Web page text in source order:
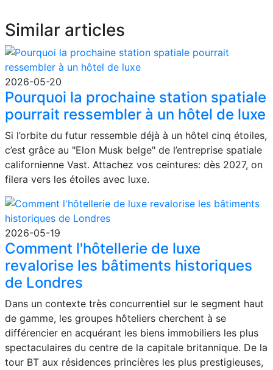
Similar articles
2026-05-20
Pourquoi la prochaine station spatiale
pourrait ressembler à un hôtel de luxe
Si l’orbite du futur ressemble déjà à un hôtel cinq étoiles,
c’est grâce au "Elon Musk belge" de l’entreprise spatiale
californienne Vast. Attachez vos ceintures: dès 2027, on
filera vers les étoiles avec luxe.
2026-05-19
Comment l'hôtellerie de luxe
revalorise les bâtiments historiques
de Londres
Dans un contexte très concurrentiel sur le segment haut
de gamme, les groupes hôteliers cherchent à se
différencier en acquérant les biens immobiliers les plus
spectaculaires du centre de la capitale britannique. De la
tour BT aux résidences princières les plus prestigieuses,